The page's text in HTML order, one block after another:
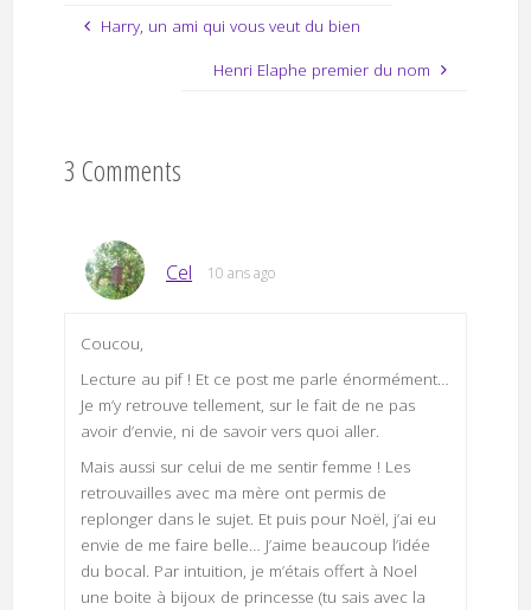
Harry, un ami qui vous veut du bien
Henri Elaphe premier du nom
3 Comments
Cel 10 ans ago
Coucou,
Lecture au pif ! Et ce post me parle énormément…
Je m’y retrouve tellement, sur le fait de ne pas
avoir d’envie, ni de savoir vers quoi aller.
Mais aussi sur celui de me sentir femme ! Les
retrouvailles avec ma mère ont permis de
replonger dans le sujet. Et puis pour Noël, j’ai eu
envie de me faire belle… J’aime beaucoup l’idée
du bocal. Par intuition, je m’étais offert à Noel
une boite à bijoux de princesse (tu sais avec la